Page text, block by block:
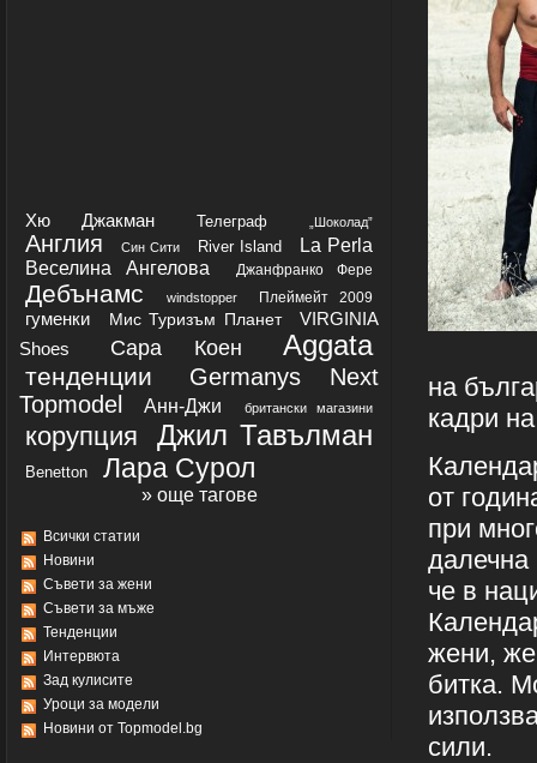
Хю Джакман Телеграф „Шоколад”
Англия Син Сити River Island
La Perla
Веселина Ангелова
Джанфранко Фере
Дебънамс windstopper Плеймейт 2009
гуменки Мис Туризъм Планет
VIRGINIA
Shoes
Сара Коен Aggata
тенденции
Germanys Next
Topmodel
Анн-Джи британски магазини
корупция Джил Тавълман
Benetton Лара Сурол
» още тагове
Всички статии
Новини
Съвети за жени
Съвети за мъже
Тенденции
Интервюта
Зад кулисите
Уроци за модели
Новини от Topmodel.bg
на
кадри
от
при
далечна
че в
жени,
битка.
сили.